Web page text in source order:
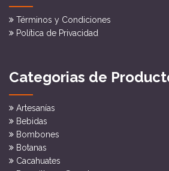
Términos y Condiciones
Política de Privacidad
Categorias de
Artesanías
Bebidas
Bombones
Botanas
Cacahuates